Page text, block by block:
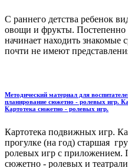
С раннего детства ребенок
овощи и фрукты. Постепенно
начинает находить
почти не имеют
Методический материал для
планирование сюжетно - ролевых игр.
Картотека сюжетно - ролевых игр.
Картотека подвижных игр.
прогулке (на год) старшая
ролевых игр с приложением.
сюжетно - ролевых и